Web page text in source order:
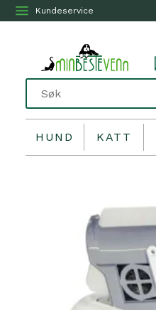
Kundeservice
HUND KATT